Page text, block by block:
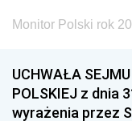
Monitor Polski rok
UCHWAŁA
POLSKIEJ z dnia
wyrażenia przez